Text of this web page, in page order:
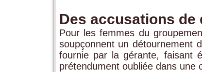
Des accusations de
Pour les femmes du
soupçonnent un détournement
fournie par la gérante, faisant
prétendument oubliée dans une